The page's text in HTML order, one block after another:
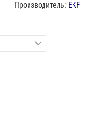
Производитель: EKF